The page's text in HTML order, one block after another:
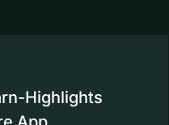
Highlights